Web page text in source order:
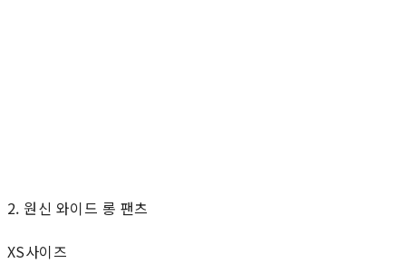
2. 원신 와이드 롱 팬츠
XS사이즈